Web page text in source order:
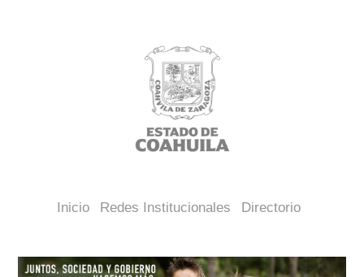
Inicio Redes Institucionales Directorio